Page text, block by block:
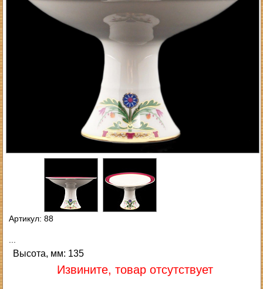
Артикул: 88
Высота, мм: 135
Извините, товар отсутствует